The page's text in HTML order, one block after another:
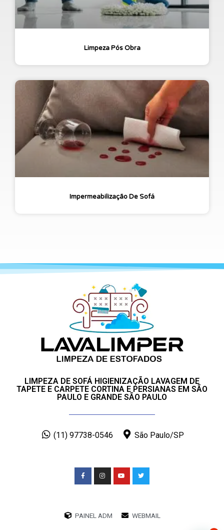
Limpeza Pós Obra
Impermeabilização De Sofá
LIMPEZA DE SOFÁ HIGIENIZAÇÃO LAVAGEM DE
TAPETE E CARPETE CORTINA E PERSIANAS EM SÃO
PAULO E GRANDE SÃO PAULO
(11) 97738-0546 São Paulo/SP
PAINEL ADM WEBMAIL